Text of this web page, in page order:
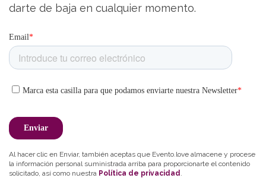
darte de baja en cualquier momento.
Al hacer clic en Enviar, también aceptas que Evento.love almacene y procese
la información personal suministrada arriba para proporcionarte el contenido
solicitado, así como nuestra Política de privacidad